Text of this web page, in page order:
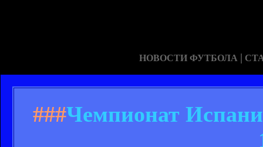
НОВОСТИ ФУТБОЛА |
###Чемпионат